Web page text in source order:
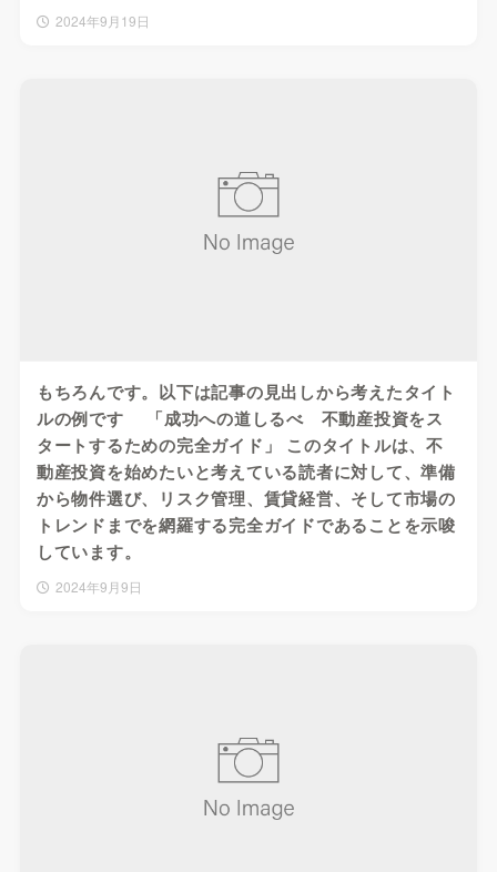
2024年9月19日
もちろんです。以下は記事の見出しから考えたタイト
ルの例です 「成功への道しるべ 不動産投資をス
タートするための完全ガイド」 このタイトルは、不
動産投資を始めたいと考えている読者に対して、準備
から物件選び、リスク管理、賃貸経営、そして市場の
トレンドまでを網羅する完全ガイドであることを示唆
しています。
2024年9月9日